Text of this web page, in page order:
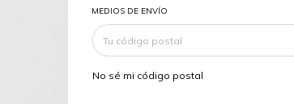
MEDIOS DE ENVÍO
No sé mi código postal